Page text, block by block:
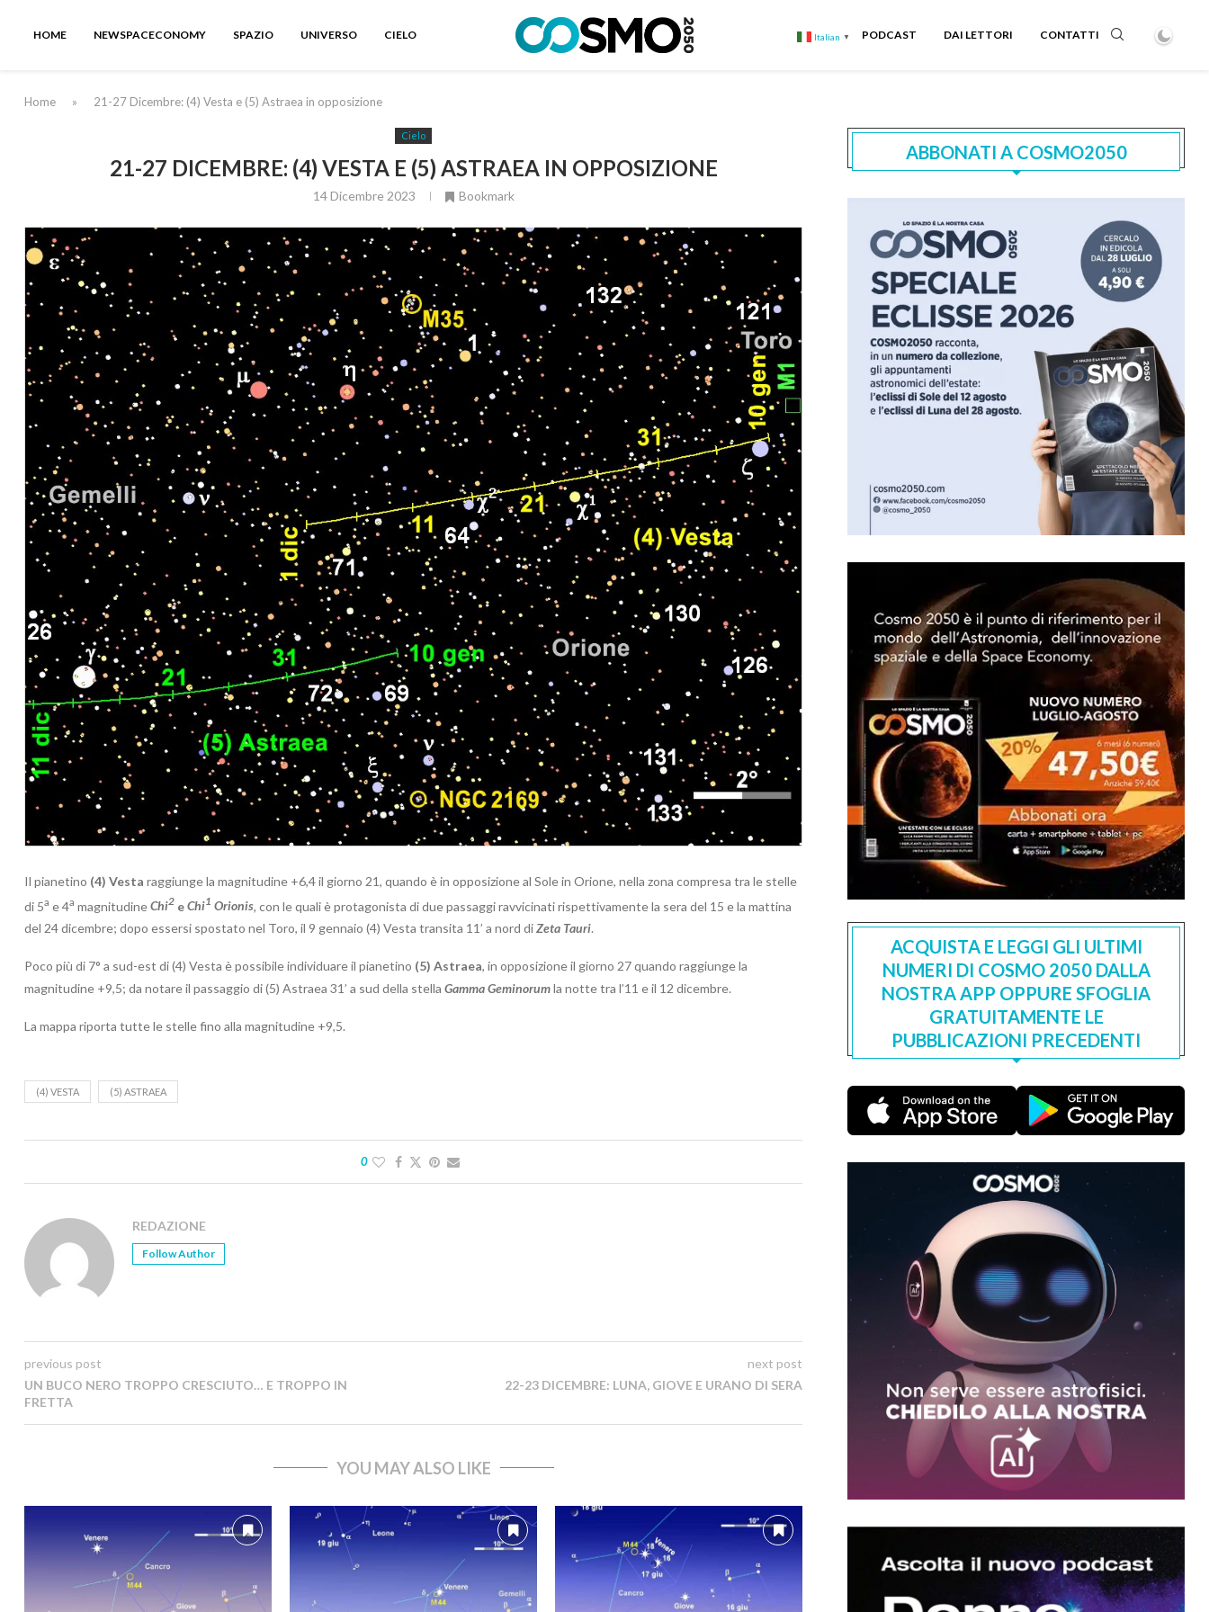
HOME NEWSPACECONOMY SPAZIO UNIVERSO CIELO Italian ▼ PODCAST DAI LETTORI CONTATTI
Home » 21-27 Dicembre: (4) Vesta e (5) Astraea in opposizione
Cielo
21-27 DICEMBRE: (4) VESTA E (5) ASTRAEA IN OPPOSIZIONE
14 Dicembre 2023 Bookmark
Il pianetino (4) Vesta raggiunge la magnitudine +6,4 il giorno 21, quando è in opposizione al Sole in Orione, nella zona compresa tra le stelle
di 5a e 4a magnitudineChi2 eChi1 Orionis con le quali è protagonista di due passaggi ravvicinati rispettivamente la sera del 15 e la mattina
del 24 dicembre; dopo essersi spostato nel Toro, il 9 gennaio (4) Vesta transita 11’ a nord diZeta Tauri.
Poco più di 7° a sud-est di (4) Vesta è possibile individuare il pianetino (5) Astraea, in opposizione il giorno 27 quando raggiunge la
magnitudine +9,5; da notare il passaggio di (5) Astraea 31’ a sud della stella Gamma Geminorumla notte tra l’11 e il 12 dicembre.
La mappa riporta tutte le stelle fino alla magnitudine +9,5.
(4) VESTA (5) ASTRAEA
0
REDAZIONE
Follow Author
previous post
UN BUCO NERO TROPPO CRESCIUTO… E TROPPO IN
FRETTA
next post
22-23 DICEMBRE: LUNA, GIOVE E URANO DI SERA
YOU MAY ALSO LIKE
ABBONATI A COSMO2050
ACQUISTA E LEGGI GLI ULTIMI
NUMERI DI COSMO 2050 DALLA
NOSTRA APP OPPURE SFOGLIA
GRATUITAMENTE LE
PUBBLICAZIONI PRECEDENTI